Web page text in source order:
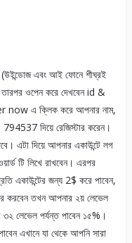
(উইন্ডোজ এবং আই ফোনে শীঘ্রই
ওপেন করে দেখবেন id &
now এ ক্লিক করে আপনার নাম,
দিয়ে রেজিস্টার করেন।
এটা দিয়ে আপনার একাউন্টে লগ
টি লিখে রাখবেন। এরপর
একাউন্টের জন্য 2$ করে পাবেন,
করবেন তখন আপনার ২য় লেভেল
লেভেল পর্যন্ত পাবেন ১৫%।
এখানে যা থেকে আপনি সারা